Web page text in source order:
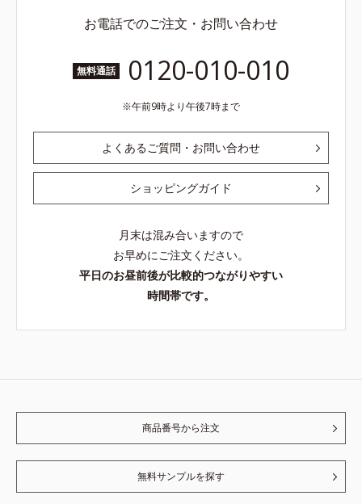
お電話でのご注文・お問い合わせ
無料通話 0120-010-010
午前9時より午後7時まで
よくあるご質問・お問い合わせ
ショッピングガイド
月末は混み合いますので
お早めにご注文ください。
平日のお昼前後が比較的つながりやすい
時間帯です。
商品番号から注文
無料サンプルを探す